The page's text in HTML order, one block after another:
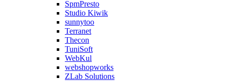
SpmPresto
Studio Kiwik
sunnytoo
Terranet
Thecon
TuniSoft
WebKul
webshopworks
ZLab Solutions